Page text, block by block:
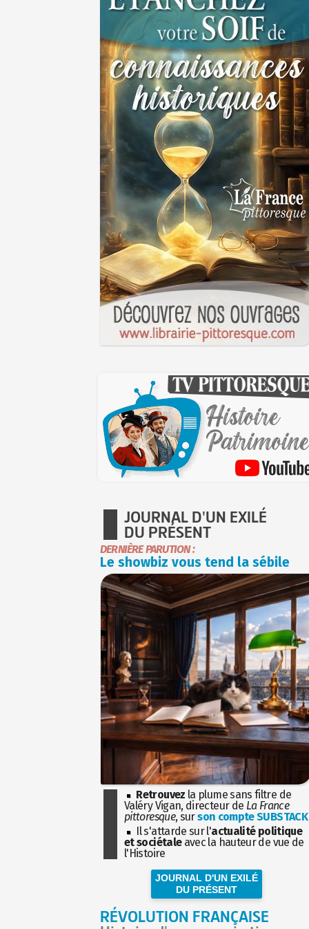
JOURNAL D'UN EXILÉ
DU PRÉSENT
DERNIÈRE PARUTION :
Le showbiz vous tend la sébile
Retrouvez la plume sans filtre de
Valéry Vigan, directeur de La France
pittoresque, surson compte SUBSTACK
Il s'attarde sur l'actualité politique
et sociétaleavec la hauteur de vue de
l'Histoire
JOURNAL D'UN EXILÉ
DU PRÉSENT
RÉVOLUTION FRANÇAISE